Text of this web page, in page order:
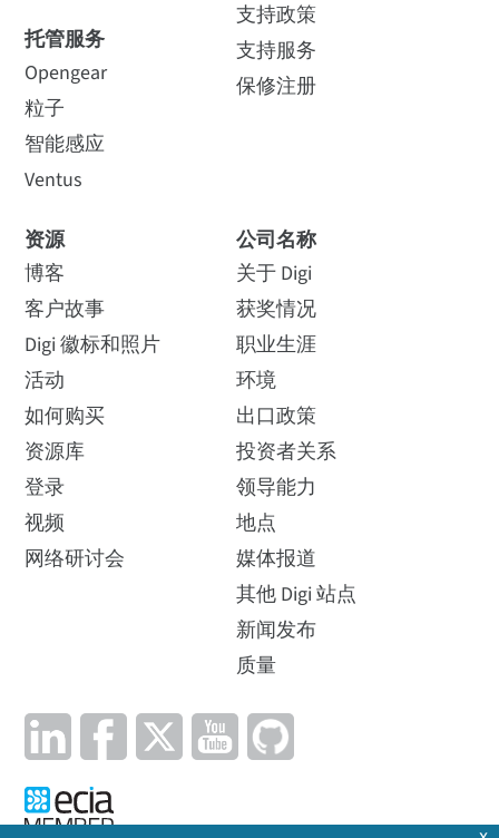
托管服务
Opengear
粒子
智能感应
Ventus
支持政策
支持服务
保修注册
资源
博客
客户故事
Digi 徽标和照片
活动
如何购买
资源库
登录
视频
网络研讨会
公司名称
关于 Digi
获奖情况
职业生涯
环境
出口政策
投资者关系
领导能力
地点
媒体报道
其他 Digi 站点
新闻发布
质量